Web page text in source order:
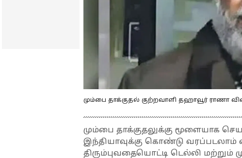
மும்பை தாக்குதல் குற்றவாளி தஹாவூர் ராணா
மும்பை தாக்குதலுக்கு மூளையாக
இந்தியாவுக்கு கொண்டு வரப்படலாம்
திரும்புவதையொட்டி டெல்லி மற்றும்